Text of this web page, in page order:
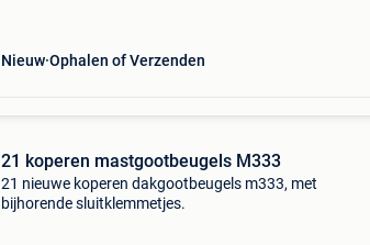
Nieuw Ophalen of Verzenden
21 koperen mastgootbeugels M333
21 nieuwe koperen dakgootbeugels m333, met
bijhorende sluitklemmetjes.